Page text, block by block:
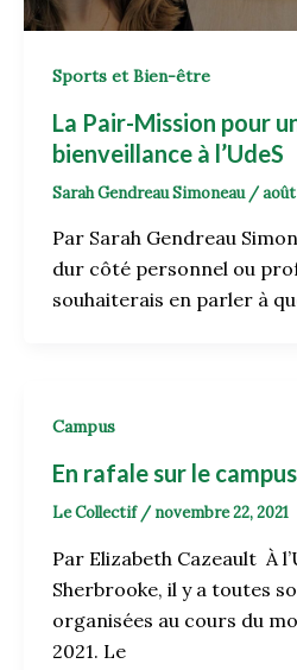
Sports et Bien-être
La Pair-Mission pour
bienveillance à l’UdeS
Sarah Gendreau Simoneau /août
Par Sarah Gendreau
dur côté personnel ou
souhaiterais en parler à
Campus
En rafale sur le campus
Le Collectif / novembre 22, 2021
Par Elizabeth Cazeault À
Sherbrooke, il y a toutes
organisées au cours du
2021. Le